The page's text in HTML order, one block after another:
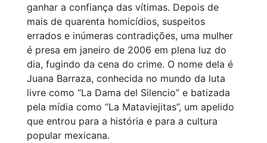
ganhar a confiança das vítimas. Depois de
mais de quarenta homicídios, suspeitos
errados e inúmeras contradições, uma mulher
é presa em janeiro de 2006 em plena luz do
dia, fugindo da cena do crime. O nome dela é
Juana Barraza, conhecida no mundo da luta
livre como “La Dama del Silencio” e batizada
pela mídia como “La Mataviejitas”, um apelido
que entrou para a história e para a cultura
popular mexicana.